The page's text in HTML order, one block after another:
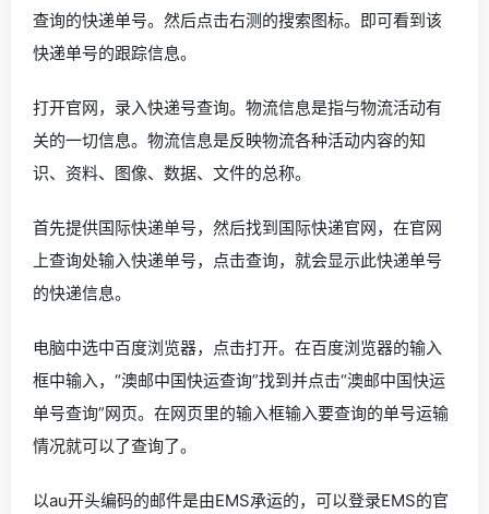
查询的快递单号。然后点击右测的搜索图标。即可看到该
快递单号的跟踪信息。
打开官网，录入快递号查询。物流信息是指与物流活动有
关的一切信息。物流信息是反映物流各种活动内容的知
识、资料、图像、数据、文件的总称。
首先提供国际快递单号，然后找到国际快递官网，在官网
上查询处输入快递单号，点击查询，就会显示此快递单号
的快递信息。
电脑中选中百度浏览器，点击打开。在百度浏览器的输入
框中输入，“澳邮中国快运查询”找到并点击“澳邮中国快运
单号查询”网页。在网页里的输入框输入要查询的单号运输
情况就可以了查询了。
以au开头编码的邮件是由EMS承运的，可以登录EMS的官